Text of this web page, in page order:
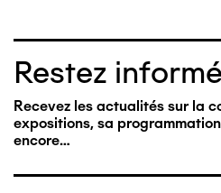
Restez
Recevez les actualités sur la
expositions, sa
encore…